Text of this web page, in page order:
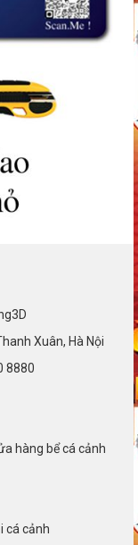
Xuân, Hà Nội
8880
hàng bể cá cảnh
cá cảnh